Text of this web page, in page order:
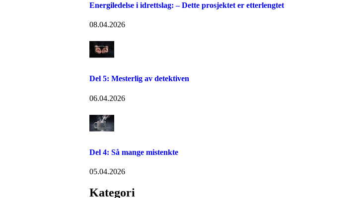
Energiledelse i idrettslag: – Dette prosjektet er etterlengtet
08.04.2026
Del 5: Mesterlig av detektiven
06.04.2026
Del 4: Så mange mistenkte
05.04.2026
Kategori